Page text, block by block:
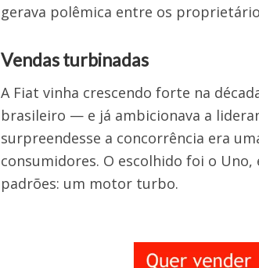
gerava polêmica entre os
Vendas turbinadas
A Fiat vinha crescendo forte na
brasileiro — e já ambicionava a
surpreendesse a concorrência era
consumidores. O escolhido foi o
padrões: um motor turbo.